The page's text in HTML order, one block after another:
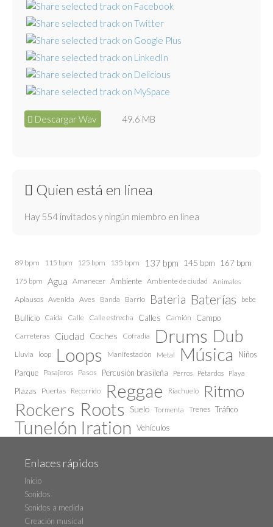
Descargar Wav 49.6 MB
Quien está en linea
Hay 554 invitados y ningún miembro en línea
89 bpm 115 bpm 125 bpm 135 bpm 137 bpm 145 bpm 167 bpm
175 bpm Agua Amanecer Ambiente Ambiente de ciudad Animales
Aplausos Avenida Aves Banda Barrio Bateria Baterías bebe
Bullicio Caida Calle Calle estrecha Calles Camión Campo
Carreteras Ciudad Coches Cofradía Drums Dub
Lluvia loop Loops Manifestación Metal Música
Niños
Parque Pasajeros Pasos Percusión brasileña Perros Petardos Playa
Plazas Puertas Recorrido Reggae Riachuelo Ritmo
Rockers Roots Suelo Tormenta Trenes Tráfico
Tunelón Iration Vehículos
Enlaces rápidos
Inicio
Sonidos
Sonidos a medida
Creación musical